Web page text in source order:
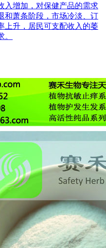
入增加，对保健产品的需求
和萧条阶段，市场冷淡、订
上升，居民可支配收入的萎